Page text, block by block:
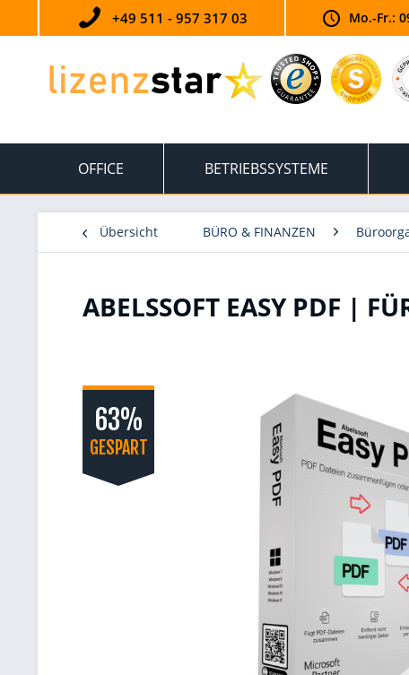
+49 511 - 957 317 03 Mo.-Fr.:
OFFICE BETRIEBSSYSTEME
Übersicht BÜRO & FINANZEN
ABELSSOFT EASY PDF |
63%
GESPART